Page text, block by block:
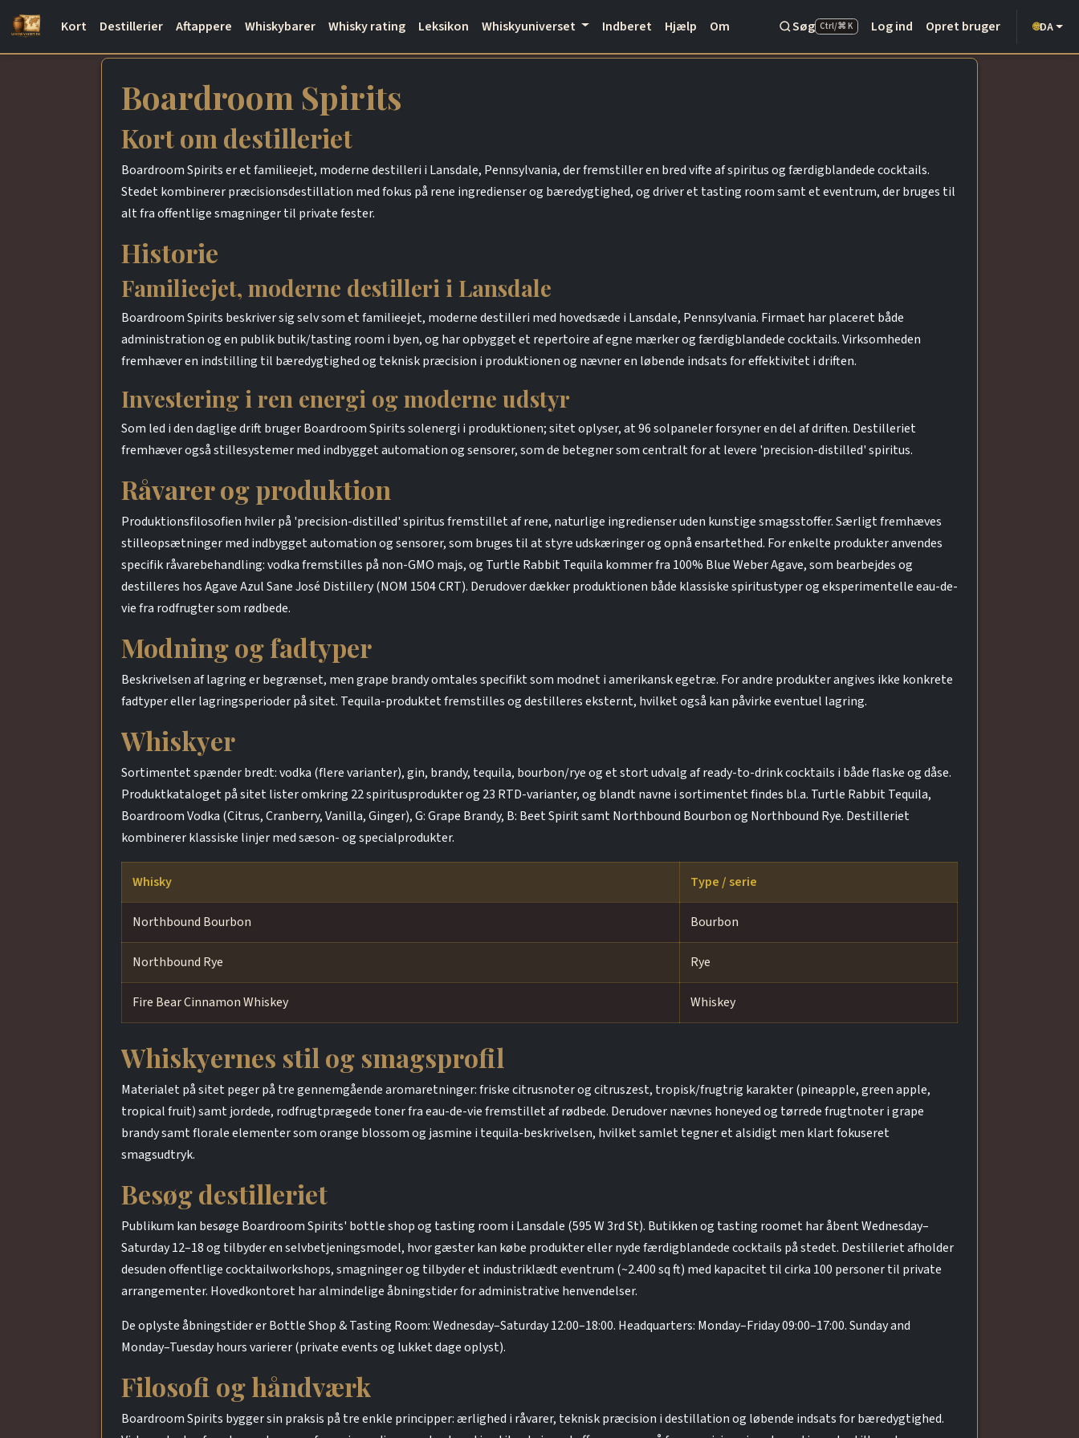
Kort Destillerier Aftappere Whiskybarer Whisky rating Leksikon Whiskyuniverset Indberet Hjælp Om Søg Ctrl/⌘ K Log ind Opret bruger 🌐DA
Boardroom Spirits
Kort om destilleriet
Boardroom Spirits er et familieejet, moderne destilleri i Lansdale, Pennsylvania, der fremstiller en bred vifte af spiritus og færdigblandede cocktails.
Stedet kombinerer præcisionsdestillation med fokus på rene ingredienser og bæredygtighed, og driver et tasting room samt et eventrum, der bruges til
alt fra offentlige smagninger til private fester.
Historie
Familieejet, moderne destilleri i Lansdale
Boardroom Spirits beskriver sig selv som et familieejet, moderne destilleri med hovedsæde i Lansdale, Pennsylvania. Firmaet har placeret både
administration og en publik butik/tasting room i byen, og har opbygget et repertoire af egne mærker og færdigblandede cocktails. Virksomheden
fremhæver en indstilling til bæredygtighed og teknisk præcision i produktionen og nævner en løbende indsats for effektivitet i driften.
Investering i ren energi og moderne udstyr
Som led i den daglige drift bruger Boardroom Spirits solenergi i produktionen; sitet oplyser, at 96 solpaneler forsyner en del af driften. Destilleriet
fremhæver også stillesystemer med indbygget automation og sensorer, som de betegner som centralt for at levere 'precision-distilled' spiritus.
Råvarer og produktion
Produktionsfilosofien hviler på 'precision-distilled' spiritus fremstillet af rene, naturlige ingredienser uden kunstige smagsstoffer. Særligt fremhæves
stilleopsætninger med indbygget automation og sensorer, som bruges til at styre udskæringer og opnå ensartethed. For enkelte produkter anvendes
specifik råvarebehandling: vodka fremstilles på non-GMO majs, og Turtle Rabbit Tequila kommer fra 100% Blue Weber Agave, som bearbejdes og
destilleres hos Agave Azul Sane José Distillery (NOM 1504 CRT). Derudover dækker produktionen både klassiske spiritustyper og eksperimentelle eau-de-
vie fra rodfrugter som rødbede.
Modning og fadtyper
Beskrivelsen af lagring er begrænset, men grape brandy omtales specifikt som modnet i amerikansk egetræ. For andre produkter angives ikke konkrete
fadtyper eller lagringsperioder på sitet. Tequila-produktet fremstilles og destilleres eksternt, hvilket også kan påvirke eventuel lagring.
Whiskyer
Sortimentet spænder bredt: vodka (flere varianter), gin, brandy, tequila, bourbon/rye og et stort udvalg af ready-to-drink cocktails i både flaske og dåse.
Produktkataloget på sitet lister omkring 22 spiritusprodukter og 23 RTD-varianter, og blandt navne i sortimentet findes bl.a. Turtle Rabbit Tequila,
Boardroom Vodka (Citrus, Cranberry, Vanilla, Ginger), G: Grape Brandy, B: Beet Spirit samt Northbound Bourbon og Northbound Rye. Destilleriet
kombinerer klassiske linjer med sæson- og specialprodukter.
Whisky Type / serie
Northbound Bourbon Bourbon
Northbound Rye Rye
Fire Bear Cinnamon Whiskey Whiskey
Whiskyernes stil og smagsprofil
Materialet på sitet peger på tre gennemgående aromaretninger: friske citrusnoter og citruszest, tropisk/frugtrig karakter (pineapple, green apple,
tropical fruit) samt jordede, rodfrugtprægede toner fra eau-de-vie fremstillet af rødbede. Derudover nævnes honeyed og tørrede frugtnoter i grape
brandy samt florale elementer som orange blossom og jasmine i tequila-beskrivelsen, hvilket samlet tegner et alsidigt men klart fokuseret
smagsudtryk.
Besøg destilleriet
Publikum kan besøge Boardroom Spirits' bottle shop og tasting room i Lansdale (595 W 3rd St). Butikken og tasting roomet har åbent Wednesday–
Saturday 12–18 og tilbyder en selvbetjeningsmodel, hvor gæster kan købe produkter eller nyde færdigblandede cocktails på stedet. Destilleriet afholder
desuden offentlige cocktailworkshops, smagninger og tilbyder et industriklædt eventrum (~2.400 sq ft) med kapacitet til cirka 100 personer til private
arrangementer. Hovedkontoret har almindelige åbningstider for administrative henvendelser.
De oplyste åbningstider er Bottle Shop & Tasting Room: Wednesday–Saturday 12:00–18:00. Headquarters: Monday–Friday 09:00–17:00. Sunday and
Monday–Tuesday hours varierer (private events og lukket dage oplyst).
Filosofi og håndværk
Boardroom Spirits bygger sin praksis på tre enkle principper: ærlighed i råvarer, teknisk præcision i destillation og løbende indsats for bæredygtighed.